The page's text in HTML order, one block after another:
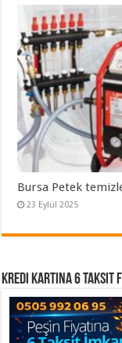
Bursa Petek
23 Eylül 2025
Kredi Kartına 6 Taksit